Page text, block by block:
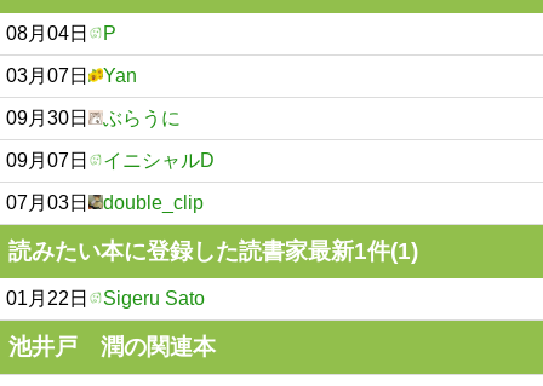
08月04日 P
03月07日 Yan
09月30日 ぶらうに
09月07日 イニシャルD
07月03日 double_clip
読みたい本に登録した読書家最新1件(1)
01月22日 Sigeru Sato
池井戸 潤の関連本